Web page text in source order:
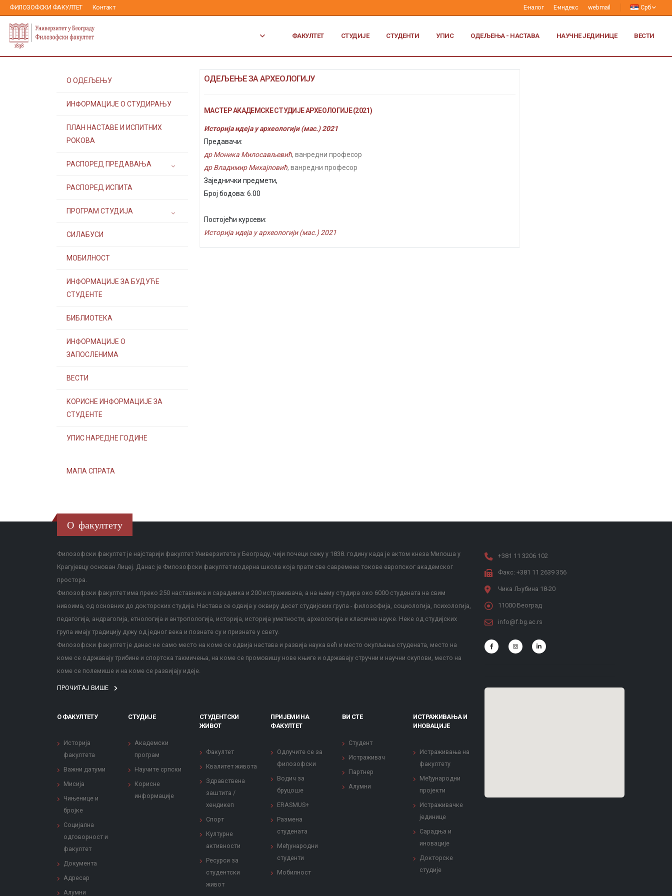
ФИЛОЗОФСКИ ФАКУЛТЕТ Контакт Е-налог Е-индекс webmail Срб
ФАКУЛТЕТ СТУДИЈЕ СТУДЕНТИ УПИС ОДЕЉЕЊА - НАСТАВА НАУЧНЕ ЈЕДИНИЦЕ ВЕСТИ
О ОДЕЉЕЊУ
ИНФОРМАЦИЈЕ О СТУДИРАЊУ
ПЛАН НАСТАВЕ И ИСПИТНИХ
РОКОВА
РАСПОРЕД ПРЕДАВАЊА
РАСПОРЕД ИСПИТА
ПРОГРАМ СТУДИЈА
СИЛАБУСИ
МОБИЛНОСТ
ИНФОРМАЦИЈЕ ЗА БУДУЋЕ
СТУДЕНТЕ
БИБЛИОТЕКА
ИНФОРМАЦИЈЕ О
ЗАПОСЛЕНИМА
ВЕСТИ
КОРИСНЕ ИНФОРМАЦИЈЕ ЗА
СТУДЕНТЕ
УПИС НАРЕДНЕ ГОДИНЕ
МАПА СПРАТА
ОДЕЉЕЊЕ ЗА АРХЕОЛОГИЈУ
МАСТЕР АКАДЕМСКЕ СТУДИЈЕ АРХЕОЛОГИЈЕ (2021)
Историја идеја у археологији (мас.) 2021
Предавачи:
др Моника Милосављевић, ванредни професор
др Владимир Михајловић, ванредни професор
Заједнички предмети,
Број бодова: 6.00
Постојећи курсеви:
Историја идеја у археологији (мас.) 2021
О факултету
Филозофски факултет је најстарији факултет Универзитета у Београду, чији почеци сежу у 1838. годину када је актом кнеза Милоша у
Крагујевцу основан Лицеј. Данас је Филозофски факултет модерна школа која прати све савремене токове европског академског
простора.
Филозофски факултет има преко 250 наставника и сарадника и 200 истраживача, а на њему студира око 6000 студената на свим
нивоима, од основних до докторских студија. Настава се одвија у оквиру десет студијских група - филозофија, социологија, психологија,
педагогија, андрагогија, етнологија и антропологија, историја, историја уметности, археологија и класичне науке. Неке од студијских
група имају традицију дужу од једног века и познате су и признате у свету.
Филозофски факултет је данас не само место на коме се одвија настава и развија наука већ и место окупљања студената, место на
коме се одржавају трибине и спортска такмичења, на коме се промовишу нове књиге и одржавају стручни и научни скупови, место на
коме се полемише и на коме се развијају идеје.
ПРОЧИТАЈ ВИШЕ
О ФАКУЛТЕТУ
Историја
факултета
Важни датуми
Мисија
Чињенице и
бројке
Социјална
одговорност и
факултет
Документа
Адресар
Алумни
СТУДИЈЕ
Академски
програм
Научите српски
Корисне
информације
СТУДЕНТСКИ
ЖИВОТ
Факултет
Квалитет живота
Здравствена
заштита /
хендикеп
Спорт
Културне
активности
Ресурси за
студентски
живот
ПРИЈЕМИ НА
ФАКУЛТЕТ
Одлучите се за
филозофски
Водич за
бруцоше
ERASMUS+
Размена
студената
Међународни
студенти
Мобилност
ВИ СТЕ
Студент
Истраживач
Партнер
Алумни
ИСТРАЖИВАЊА И
ИНОВАЦИЈЕ
Истраживања на
факултету
Међународни
пројекти
Истраживачке
јединице
Сарадња и
иновације
Докторске
студије
+381 11 3206 102
Факс: +381 11 2639 356
Чика Љубина 18-20
11000 Београд
info@f.bg.ac.rs